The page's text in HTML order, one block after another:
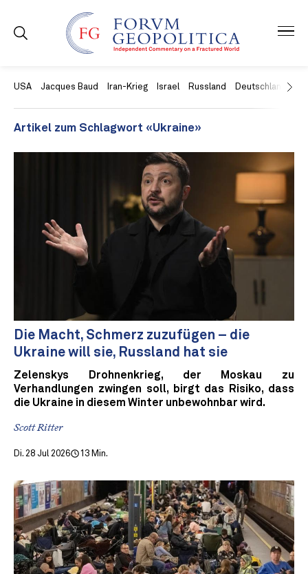
USA Jacques Baud Iran-Krieg Israel Russland Deutschland
Artikel zum Schlagwort «Ukraine»
Die Macht, Schmerz zuzufügen – die
Ukraine will sie, Russland hat sie
Zelenskys Drohnenkrieg, der Moskau zu
Verhandlungen zwingen soll, birgt das Risiko, dass
die Ukraine in diesem Winter unbewohnbar wird.
Scott Ritter
Di. 28 Jul 2026 13 Min.